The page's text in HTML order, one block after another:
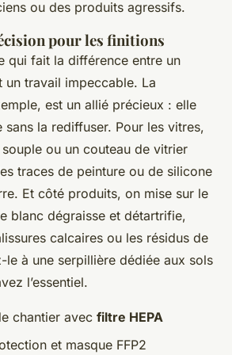
ou des produits agressifs.
pour les finitions
qui fait la différence entre un
travail impeccable. La
est un allié précieux : elle
sans la rediffuser. Pour les vitres,
ou un couteau de vitrier
traces de peinture ou de silicone
Et côté produits, on mise sur le
blanc dégraisse et détartrifie,
calcaires ou les résidus de
le à une serpillière dédiée aux sols
l’essentiel.
chantier avec filtre HEPA
et masque FFP2